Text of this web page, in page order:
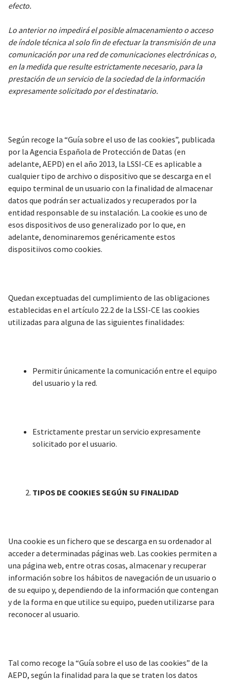
efecto.
Lo anterior no impedirá el posible almacenamiento o acceso
de índole técnica al solo fin de efectuar la transmisión de una
comunicación por una red de comunicaciones electrónicas o,
en la medida que resulte estrictamente necesario, para la
prestación de un servicio de la sociedad de la información
expresamente solicitado por el destinatario.
Según recoge la “Guía sobre el uso de las cookies”, publicada
por la Agencia Española de Protección de Datas (en
adelante, AEPD) en el año 2013, la LSSI-CE es aplicable a
cualquier tipo de archivo o dispositivo que se descarga en el
equipo terminal de un usuario con la finalidad de almacenar
datos que podrán ser actualizados y recuperados por la
entidad responsable de su instalación. La cookie es uno de
esos dispositivos de uso generalizado por lo que, en
adelante, denominaremos genéricamente estos
dispositiivos como cookies.
Quedan exceptuadas del cumplimiento de las obligaciones
establecidas en el artículo 22.2 de la LSSI-CE las cookies
utilizadas para alguna de las siguientes finalidades:
Permitir únicamente la comunicación entre el equipo
del usuario y la red.
Estrictamente prestar un servicio expresamente
solicitado por el usuario.
TIPOS DE COOKIES SEGÚN SU FINALIDAD
Una cookie es un fichero que se descarga en su ordenador al
acceder a determinadas páginas web. Las cookies permiten a
una página web, entre otras cosas, almacenar y recuperar
información sobre los hábitos de navegación de un usuario o
de su equipo y, dependiendo de la información que contengan
y de la forma en que utilice su equipo, pueden utilizarse para
reconocer al usuario.
Tal como recoge la “Guía sobre el uso de las cookies” de la
AEPD, según la finalidad para la que se traten los datos